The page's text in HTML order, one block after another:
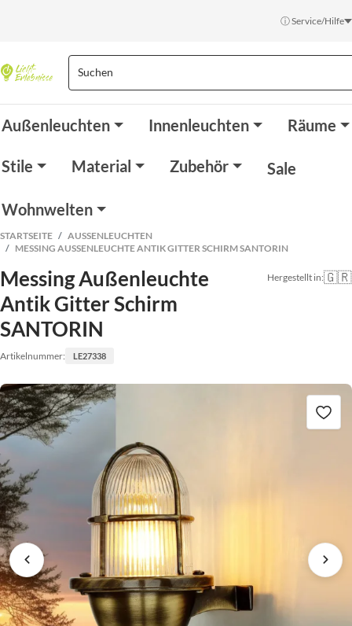
ⓘ Service/Hilfe
Außenleuchten Innenleuchten Räume
Stile Material Zubehör Sale
Wohnwelten
STARTSEITE
AUSSENLEUCHTEN
MESSING AUSSENLEUCHTE ANTIK GITTER SCHIRM SANTORIN
Messing Außenleuchte
Antik Gitter Schirm
SANTORIN
Artikelnummer: LE27338
Hergestellt in:🇬🇷